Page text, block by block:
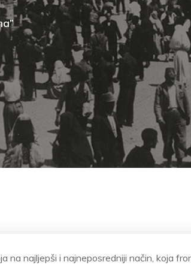
na najljepši i najneposredniji način, koja